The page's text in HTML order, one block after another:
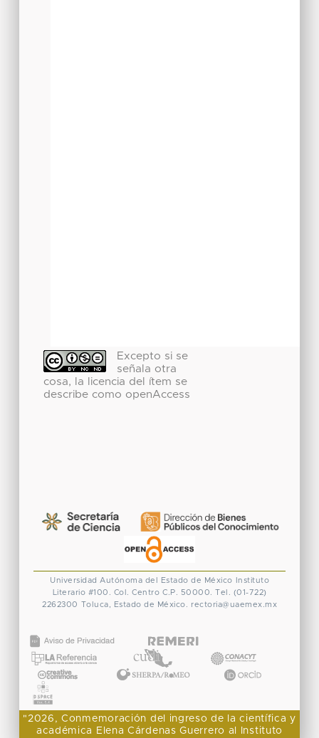
Excepto si se
señala otra
cosa, la licencia del ítem se
describe como openAccess
Universidad Autónoma del Estado de México
Instituto
Literario #100. Col. Centro C.P. 50000. Tel. (01-722)
2262300 Toluca, Estado de México. rectoria@uaemex.mx
"2026, Conmemoración del ingreso de la científica y
académica Elena Cárdenas Guerrero al Instituto